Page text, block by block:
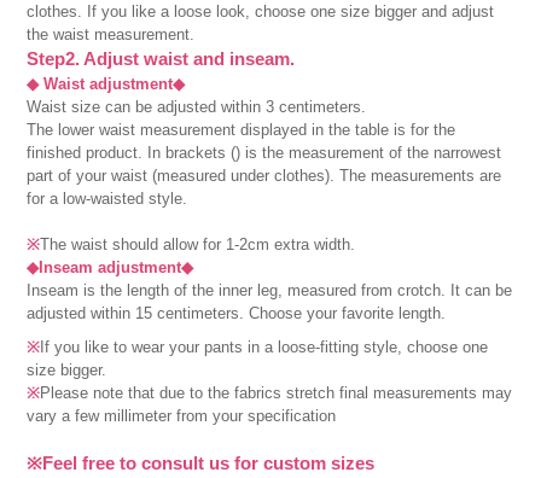
clothes. If you like a loose look, choose one size bigger and adjust
the waist measurement.
Step2. Adjust waist and inseam.
◆ Waist adjustment◆
Waist size can be adjusted within 3 centimeters.
The lower waist measurement displayed in the table is for the
finished product. In brackets () is the measurement of the narrowest
part of your waist (measured under clothes). The measurements are
for a low-waisted style.
※The waist should allow for 1-2cm extra width.
◆Inseam adjustment◆
Inseam is the length of the inner leg, measured from crotch. It can be
adjusted within 15 centimeters. Choose your favorite length.
※ If you like to wear your pants in a loose-fitting style, choose one
size bigger.
※Please note that due to the fabrics stretch final measurements may
vary a few millimeter from your specification
※Feel free to consult us for custom sizes